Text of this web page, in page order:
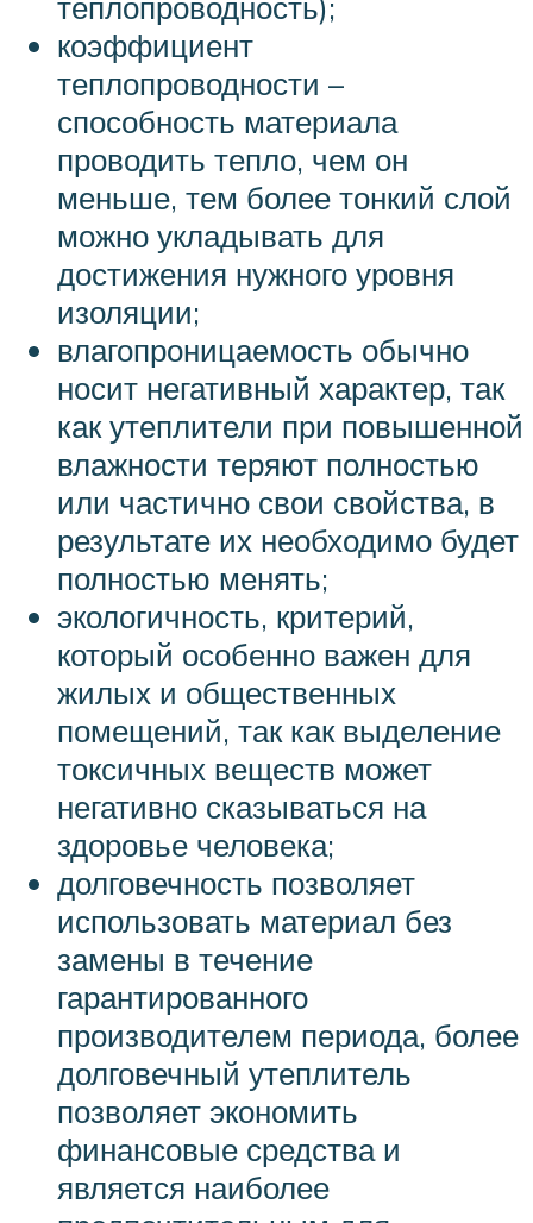
коэффициент
теплопроводности –
способность материала
проводить тепло, чем он
меньше, тем более тонкий слой
можно укладывать для
достижения нужного уровня
изоляции;
влагопроницаемость обычно
носит негативный характер, так
как утеплители при повышенной
влажности теряют полностью
или частично свои свойства, в
результате их необходимо будет
полностью менять;
экологичность, критерий,
который особенно важен для
жилых и общественных
помещений, так как выделение
токсичных веществ может
негативно сказываться на
здоровье человека;
долговечность позволяет
использовать материал без
замены в течение
гарантированного
производителем периода, более
долговечный утеплитель
позволяет экономить
финансовые средства и
является наиболее